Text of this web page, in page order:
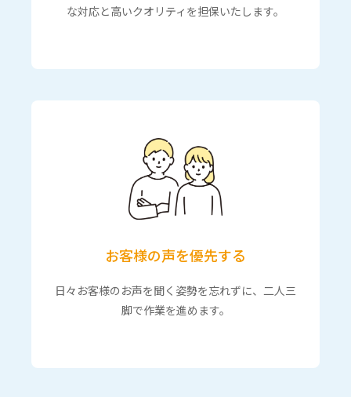
な対応と高いクオリティを担保いたします。
お客様の声を優先する
日々お客様のお声を聞く姿勢を忘れずに、二人三
脚で作業を進めます。